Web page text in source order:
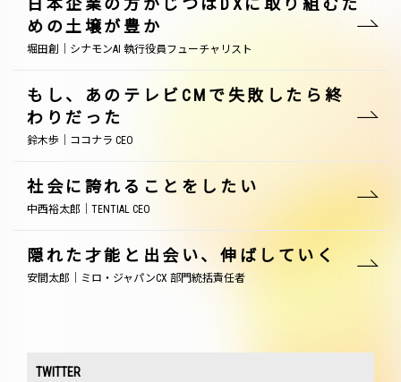
日本企業の方がじつはDXに取り組むた
めの土壌が豊か
堀田創｜シナモンAI 執行役員フューチャリスト
もし、あのテレビCMで失敗したら終
わりだった
鈴木歩｜ココナラ CEO
社会に誇れることをしたい
中西裕太郎｜TENTIAL CEO
隠れた才能と出会い、伸ばしていく
安間太郎｜ミロ・ジャパンCX 部門統括責任者
TWITTER